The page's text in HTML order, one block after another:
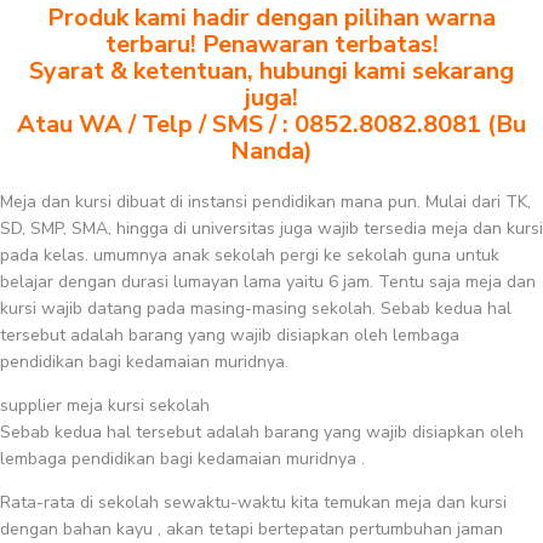
Produk kami hadir dengan pilihan warna
terbaru! Penawaran terbatas!
Syarat & ketentuan, hubungi kami sekarang
juga!
Atau WA / Telp / SMS / : 0852.8082.8081 (Bu
Nanda)
Meja dan kursi dibuat di instansi pendidikan mana pun. Mulai dari TK,
SD, SMP, SMA, hingga di universitas juga wajib tersedia meja dan kursi
pada kelas. umumnya anak sekolah pergi ke sekolah guna untuk
belajar dengan durasi lumayan lama yaitu 6 jam. Tentu saja meja dan
kursi wajib datang pada masing-masing sekolah. Sebab kedua hal
tersebut adalah barang yang wajib disiapkan oleh lembaga
pendidikan bagi kedamaian muridnya.
supplier meja kursi sekolah
Sebab kedua hal tersebut adalah barang yang wajib disiapkan oleh
lembaga pendidikan bagi kedamaian muridnya .
Rata-rata di sekolah sewaktu-waktu kita temukan meja dan kursi
dengan bahan kayu , akan tetapi bertepatan pertumbuhan jaman